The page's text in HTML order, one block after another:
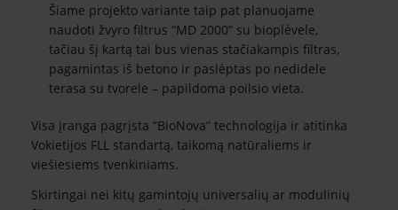
Šiame projekto variante taip pat planuojame
naudoti žvyro filtrus “MD 2000” su bioplėvele,
tačiau šį kartą tai bus vienas stačiakampis filtras,
pagamintas iš betono ir paslėptas po nedidele
terasa su tvorele – papildoma poilsio vieta.
Visa įranga pagrįsta “BioNova” technologija ir atitinka
Vokietijos FLL standartą, taikomą natūraliems ir
viešiesiems tvenkiniams.
Skirtingai nei kitų gamintojų universalių ar modulinių